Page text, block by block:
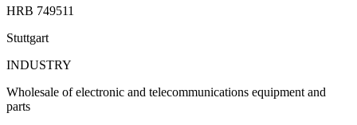
HRB 749511
Stuttgart
INDUSTRY
Wholesale of electronic and telecommunications equipment and
parts